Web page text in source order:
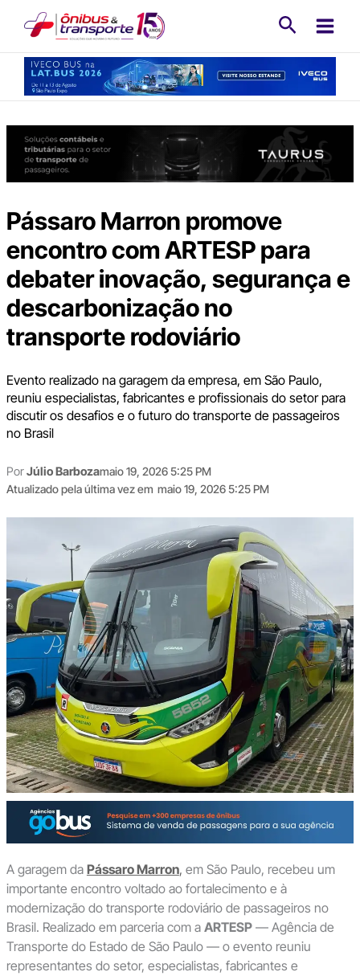
conteúdo
Pássaro Marron promove
encontro com ARTESP para
debater inovação, segurança e
descarbonização no
transporte rodoviário
Evento realizado na garagem da empresa, em São Paulo,
reuniu especialistas, fabricantes e profissionais do setor para
discutir os desafios e o futuro do transporte de passageiros
no Brasil
PorJúlio Barbozamaio 19, 2026 5:25 PM
Atualizado pela última vez em maio 19, 2026 5:25 PM
A garagem da Pássaro Marron, em São Paulo, recebeu um
importante encontro voltado ao fortalecimento e à
modernização do transporte rodoviário de passageiros no
Brasil. Realizado em parceria com a ARTESP— Agência de
Transporte do Estado de São Paulo — o evento reuniu
representantes do setor, especialistas, fabricantes e